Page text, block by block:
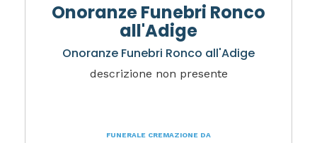
Onoranze Funebri Ronco
all'Adige
Onoranze Funebri Ronco all'Adige
descrizione non presente
FUNERALE CREMAZIONE DA